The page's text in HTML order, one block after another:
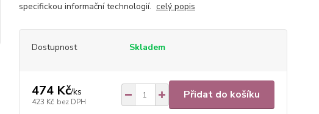
specifickou informační technologií. celý popis
Dostupnost Skladem
474 Kč/ks
423 Kč bez DPH
Přidat do košíku